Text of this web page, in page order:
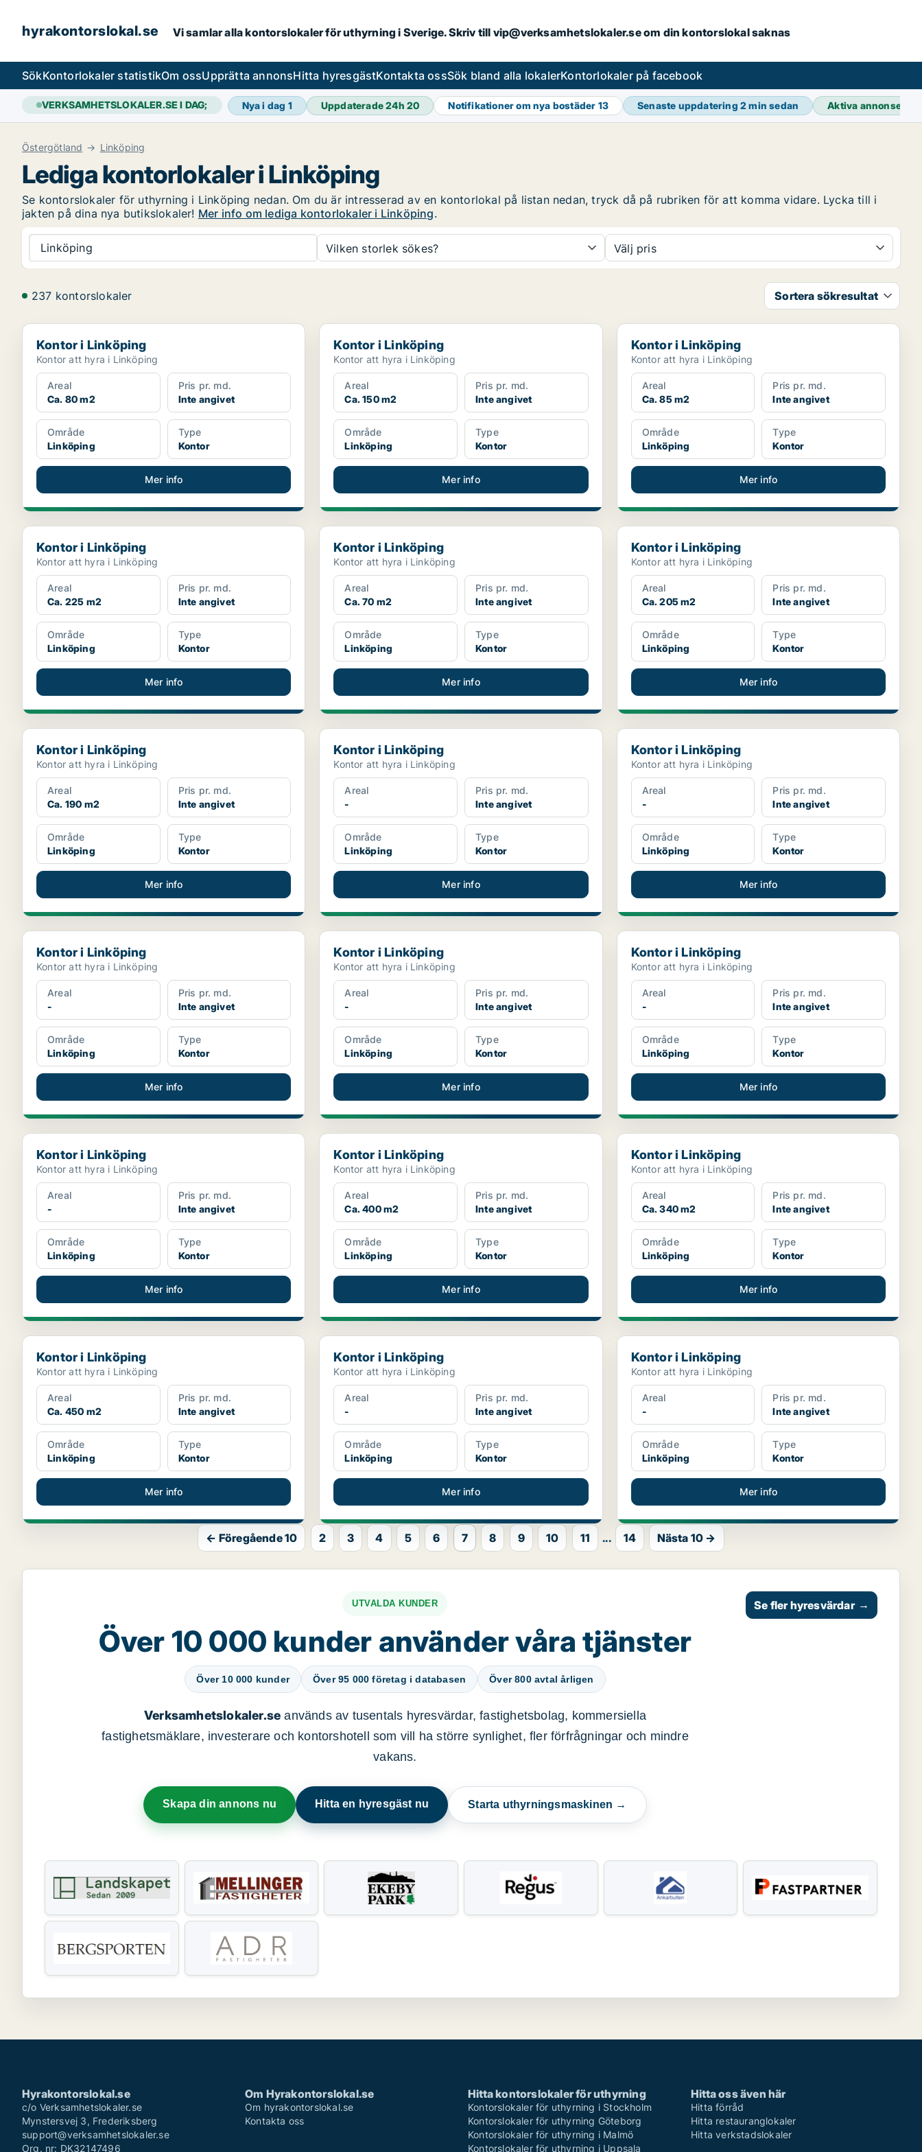
hyrakontorslokal.se Vi samlar alla kontorslokaler för uthyrning i Sverige. Skriv till vip@verksamhetslokaler.se om din kontorslokal saknas
SökKontorlokaler statistikOm ossUpprätta annonsHitta hyresgästKontakta ossSök bland alla lokalerKontorlokaler på facebook
VERKSAMHETSLOKALER.SE I DAG; Nya i dag 1 Uppdaterade 24h20 Notifikationer om nya bostäder 13 Senaste uppdatering2 min sedan Aktiva annonser
Östergötland Linköping
Lediga kontorlokaler i Linköping
Se kontorslokaler för uthyrning i Linköping nedan. Om du är intresserad av en kontorlokal på listan nedan, tryck då på rubriken för att komma vidare. Lycka till i
jakten på dina nya butikslokaler! Mer info om lediga kontorlokaler i Linköping.
Linköping Vilken storlek sökes? Välj pris
237 kontorslokaler Sortera sökresultat
Kontor i Linköping
Kontor i Linköping
Kontor att hyra i Linköping
Areal
Ca. 80 m2
Pris pr. md.
Inte angivet
Område
Linköping
Type
Kontor
Mer info
Kontor i Linköping
Kontor i Linköping
Kontor att hyra i Linköping
Areal
Ca. 150 m2
Pris pr. md.
Inte angivet
Område
Linköping
Type
Kontor
Mer info
Kontor i Linköping
Kontor i Linköping
Kontor att hyra i Linköping
Areal
Ca. 85 m2
Pris pr. md.
Inte angivet
Område
Linköping
Type
Kontor
Mer info
Kontor i Linköping
Kontor i Linköping
Kontor att hyra i Linköping
Areal
Ca. 225 m2
Pris pr. md.
Inte angivet
Område
Linköping
Type
Kontor
Mer info
Kontor i Linköping
Kontor i Linköping
Kontor att hyra i Linköping
Areal
Ca. 70 m2
Pris pr. md.
Inte angivet
Område
Linköping
Type
Kontor
Mer info
Kontor i Linköping
Kontor i Linköping
Kontor att hyra i Linköping
Areal
Ca. 205 m2
Pris pr. md.
Inte angivet
Område
Linköping
Type
Kontor
Mer info
Kontor i Linköping
Kontor i Linköping
Kontor att hyra i Linköping
Areal
Ca. 190 m2
Pris pr. md.
Inte angivet
Område
Linköping
Type
Kontor
Mer info
Kontor i Linköping
Kontor i Linköping
Kontor att hyra i Linköping
Areal
-
Pris pr. md.
Inte angivet
Område
Linköping
Type
Kontor
Mer info
Kontor i Linköping
Kontor i Linköping
Kontor att hyra i Linköping
Areal
-
Pris pr. md.
Inte angivet
Område
Linköping
Type
Kontor
Mer info
Kontor i Linköping
Kontor i Linköping
Kontor att hyra i Linköping
Areal
-
Pris pr. md.
Inte angivet
Område
Linköping
Type
Kontor
Mer info
Kontor i Linköping
Kontor i Linköping
Kontor att hyra i Linköping
Areal
-
Pris pr. md.
Inte angivet
Område
Linköping
Type
Kontor
Mer info
Kontor i Linköping
Kontor i Linköping
Kontor att hyra i Linköping
Areal
-
Pris pr. md.
Inte angivet
Område
Linköping
Type
Kontor
Mer info
Kontor i Linköping
Kontor i Linköping
Kontor att hyra i Linköping
Areal
-
Pris pr. md.
Inte angivet
Område
Linköping
Type
Kontor
Mer info
Kontor i Linköping
Kontor i Linköping
Kontor att hyra i Linköping
Areal
Ca. 400 m2
Pris pr. md.
Inte angivet
Område
Linköping
Type
Kontor
Mer info
Kontor i Linköping
Kontor i Linköping
Kontor att hyra i Linköping
Areal
Ca. 340 m2
Pris pr. md.
Inte angivet
Område
Linköping
Type
Kontor
Mer info
Kontor i Linköping
Kontor i Linköping
Kontor att hyra i Linköping
Areal
Ca. 450 m2
Pris pr. md.
Inte angivet
Område
Linköping
Type
Kontor
Mer info
Kontor i Linköping
Kontor i Linköping
Kontor att hyra i Linköping
Areal
-
Pris pr. md.
Inte angivet
Område
Linköping
Type
Kontor
Mer info
Kontor i Linköping
Kontor i Linköping
Kontor att hyra i Linköping
Areal
-
Pris pr. md.
Inte angivet
Område
Linköping
Type
Kontor
Mer info
← Föregående 10 2 3 4 5 6 7 8 9 10 11 ... 14 Nästa 10 →
UTVALDA KUNDER
Över 10 000 kunder använder våra tjänster
Över 10 000 kunder Över 95 000 företag i databasen Över 800 avtal årligen
Verksamhetslokaler.se används av tusentals hyresvärdar, fastighetsbolag, kommersiella
fastighetsmäklare, investerare och kontorshotell som vill ha större synlighet, fler förfrågningar och mindre
vakans.
Skapa din annons nu Hitta en hyresgäst nu Starta uthyrningsmaskinen →
Se fler hyresvärdar →
Hyrakontorslokal.se
c/o Verksamhetslokaler.se
Mynstersvej 3, Frederiksberg
support@verksamhetslokaler.se
Org. nr: DK32147496
Om Hyrakontorslokal.se
Om hyrakontorslokal.se
Kontakta oss
Hitta kontorslokaler för uthyrning
Kontorslokaler för uthyrning i Stockholm
Kontorslokaler för uthyrning Göteborg
Kontorslokaler för uthyrning i Malmö
Kontorslokaler för uthyrning i Uppsala
Hitta oss även här
Hitta förråd
Hitta restauranglokaler
Hitta verkstadslokaler